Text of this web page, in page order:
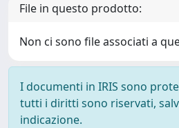
File in questo prodotto:
Non ci sono file associati a
I documenti in IRIS sono
tutti i diritti sono riservati,
indicazione.